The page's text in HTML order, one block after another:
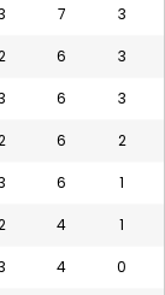
7 3
6 3
6 3
6 2
6 1
4 1
4 0